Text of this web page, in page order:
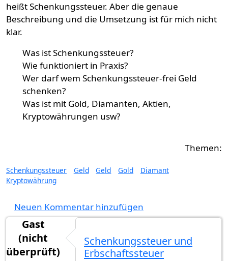
heißt Schenkungssteuer. Aber die genaue
Beschreibung und die Umsetzung ist für mich nicht
klar.
Was ist Schenkungssteuer?
Wie funktioniert in Praxis?
Wer darf wem Schenkungssteuer-frei Geld
schenken?
Was ist mit Gold, Diamanten, Aktien,
Kryptowährungen usw?
Schenkungssteuer Geld Geld Gold
Diamant
Kryptowährung
Neuen Kommentar hinzufügen
Gast
(nicht
überprüft)
Schenkungssteuer und
Erbschaftssteuer